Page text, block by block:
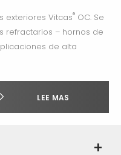
exteriores Vitcas® OC. Se
refractarios – hornos de
de alta
LEE MAS